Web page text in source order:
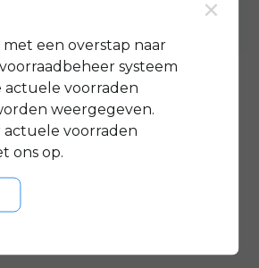
garantie op bijna alle fietsen
t.w.v. minimaal € 150,-
bezorging in regio groot
een overstap naar
systeem
voorraden
weergegeven.
actuele voorraden
ons op.